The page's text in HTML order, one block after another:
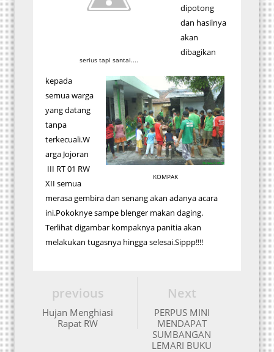
serius tapi santai....
KOMPAK
dipotong
dan hasilnya
akan
dibagikan
kepada
semua warga
yang datang
tanpa
terkecuali.W
arga Jojoran
III RT 01 RW
XII semua
merasa gembira dan senang akan adanya acara
ini.Pokoknye sampe blenger makan daging.
Terlihat digambar kompaknya panitia akan
melakukan tugasnya hingga selesai.Sippp!!!!
Next
PERPUS MINI
MENDAPAT
SUMBANGAN
LEMARI BUKU
previous
Hujan Menghiasi
Rapat RW